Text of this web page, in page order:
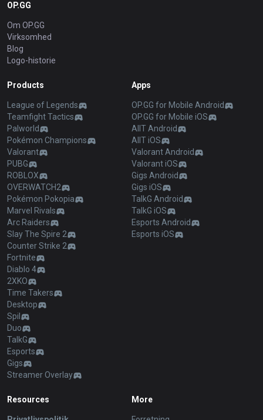
OP.GG
Om OP.GG
Virksomhed
Blog
Logo-historie
Products
League of Legends
Teamfight Tactics
Palworld
Pokémon Champions
Valorant
PUBG
ROBLOX
OVERWATCH2
Pokémon Pokopia
Marvel Rivals
Arc Raiders
Slay The Spire 2
Counter Strike 2
Fortnite
Diablo 4
2XKO
Time Takers
Desktop
Spil
Duo
TalkG
Esports
Gigs
Streamer Overlay
Apps
OP.GG for Mobile Android
OP.GG for Mobile iOS
AllT Android
AllT iOS
Valorant Android
Valorant iOS
Gigs Android
Gigs iOS
TalkG Android
TalkG iOS
Esports Android
Esports iOS
Resources More